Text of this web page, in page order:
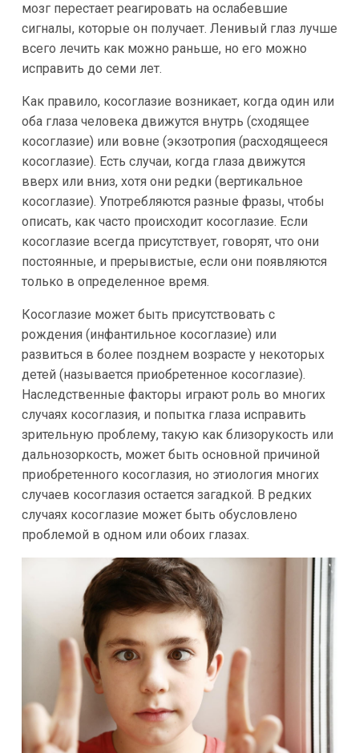
мозг перестает реагировать на ослабевшие
сигналы, которые он получает. Ленивый глаз лучше
всего лечить как можно раньше, но его можно
исправить до семи лет.
Как правило, косоглазие возникает, когда один или
оба глаза человека движутся внутрь (сходящее
косоглазие) или вовне (экзотропия (расходящееся
косоглазие). Есть случаи, когда глаза движутся
вверх или вниз, хотя они редки (вертикальное
косоглазие). Употребляются разные фразы, чтобы
описать, как часто происходит косоглазие. Если
косоглазие всегда присутствует, говорят, что они
постоянные, и прерывистые, если они появляются
только в определенное время.
Косоглазие может быть присутствовать с
рождения (инфантильное косоглазие) или
развиться в более позднем возрасте у некоторых
детей (называется приобретенное косоглазие).
Наследственные факторы играют роль во многих
случаях косоглазия, и попытка глаза исправить
зрительную проблему, такую как близорукость или
дальнозоркость, может быть основной причиной
приобретенного косоглазия, но этиология многих
случаев косоглазия остается загадкой. В редких
случаях косоглазие может быть обусловлено
проблемой в одном или обоих глазах.